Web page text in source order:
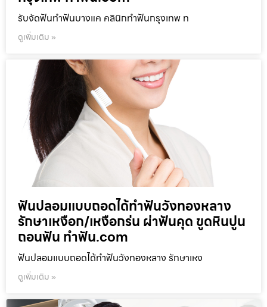
รับจัดฟันทำฟันบางแค คลินิกทำฟันกรุงเทพ ท
ดูเพิ่มเติม »
ฟันปลอมแบบถอดได้ทำฟันวังทองหลาง
รักษาเหงือก/เหงือกร่น ผ่าฟันคุด ขูดหินปูน
ถอนฟัน ทำฟัน.com
ฟันปลอมแบบถอดได้ทำฟันวังทองหลาง รักษาเหง
ดูเพิ่มเติม »